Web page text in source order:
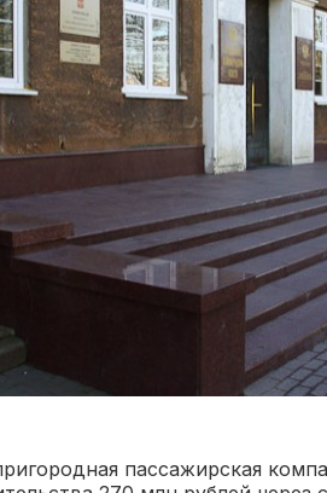
пассажирская